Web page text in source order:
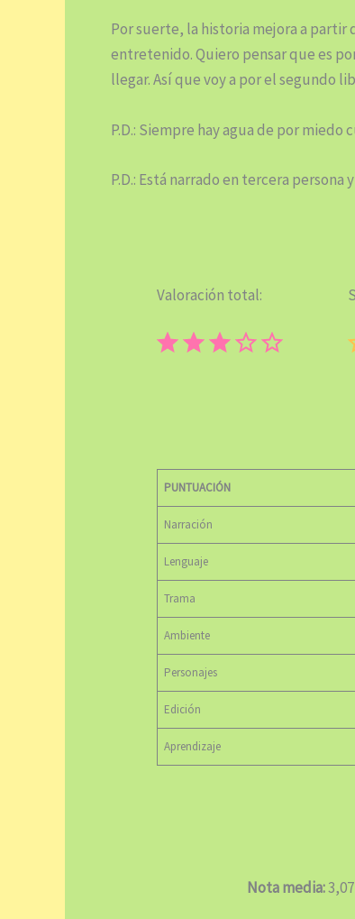
Por suerte, la historia mejora a partir
entretenido. Quiero pensar que es
llegar. Así que voy a por el segundo
P.D.: Siempre hay agua de por
P.D.: Está narrado en tercera
Valoración total:
⭐⭐⭐
PUNTUACIÓN
Narración
Lenguaje
Trama
Ambiente
Personajes
Edición
Aprendizaje
Nota media:3,07